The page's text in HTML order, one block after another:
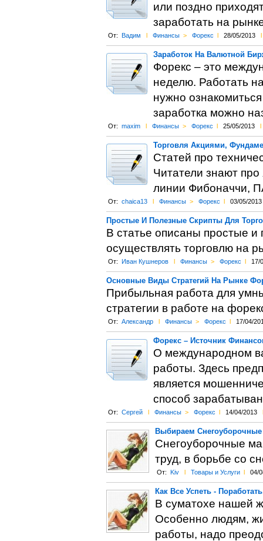
или поздно
заработать на
От: Вадим l Финансы > Форекс l 28/05/2013 l
Заработок На Валютной
Форекс – это
неделю. Работать
нужно
заработка можно
От: maxim l Финансы > Форекс l 25/05/2013 l
Торговля Акциями,
Статей про
Читатели знают
линии Фибоначчи,
От: chaica13 l Финансы > Форекс l 03/05/2013
Простые И Полезные Скрипты Для
В статье описаны простые
осуществлять торговлю на
От: Иван Кушнеров l Финансы > Форекс l 17/
Основные Виды Стратегий На Рынке
Прибыльная работа для
стратегии в работе на
От: Александр l Финансы > Форекс l 17/04/
Форекс – Источник
О международном
работы. Здесь
является
способ
От: Сергей l Финансы > Форекс l 14/04/2013 l
Выбираем
Снегоуборочные
труд, в борьбе со
От: Kiv l Товары и Услуги l 04/
Как Все Успеть -
В суматохе нашей
Особенно людям,
работы, надо